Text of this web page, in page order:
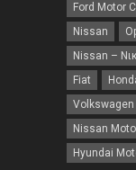
Ford Motor
Nissan
Nissan –
Fiat
Volkswagen
Nissan
Hyundai